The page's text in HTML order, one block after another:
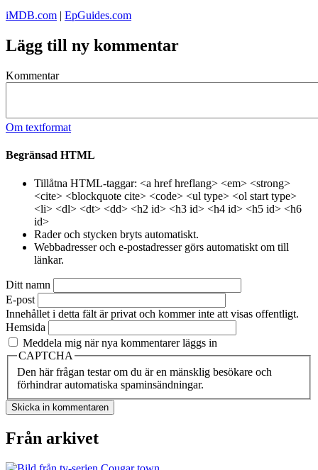
iMDB.com | EpGuides.com
Lägg till ny kommentar
Kommentar
Om textformat
Begränsad HTML
Tillåtna HTML-taggar: <a href hreflang> <em> <strong>
<cite> <blockquote cite> <code> <ul type> <ol start type>
<li> <dl> <dt> <dd> <h2 id> <h3 id> <h4 id> <h5 id> <h6
id>
Rader och stycken bryts automatiskt.
Webbadresser och e-postadresser görs automatiskt om till
länkar.
Ditt namn
E-post
Innehållet i detta fält är privat och kommer inte att visas offentligt.
Hemsida
Meddela mig när nya kommentarer läggs in
CAPTCHA
Den här frågan testar om du är en mänsklig besökare och
förhindrar automatiska spaminsändningar.
Från arkivet